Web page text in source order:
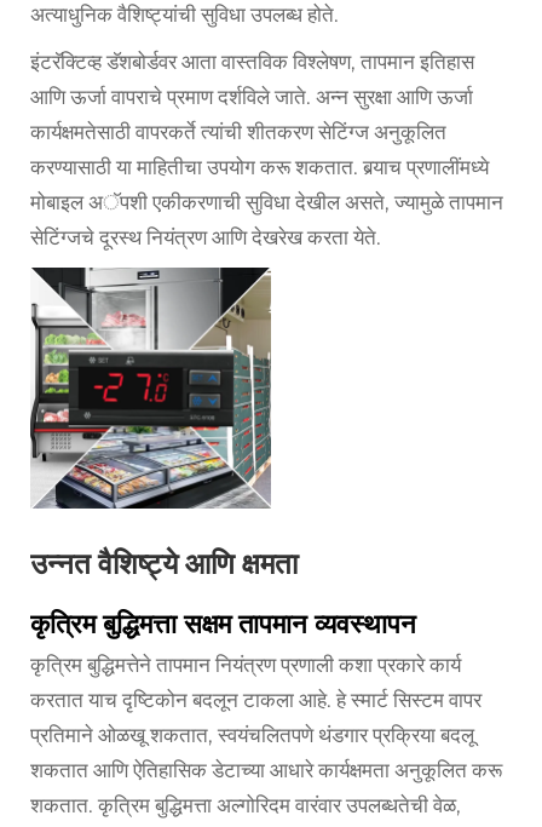
अत्याधुनिक वैशिष्ट्यांची सुविधा उपलब्ध होते.
इंटरॅक्टिव्ह डॅशबोर्डवर आता वास्तविक विश्लेषण, तापमान इतिहास
आणि ऊर्जा वापराचे प्रमाण दर्शविले जाते. अन्न सुरक्षा आणि ऊर्जा
कार्यक्षमतेसाठी वापरकर्ते त्यांची शीतकरण सेटिंग्ज अनुकूलित
करण्यासाठी या माहितीचा उपयोग करू शकतात. बर्‍याच प्रणालींमध्ये
मोबाइल अॅपशी एकीकरणाची सुविधा देखील असते, ज्यामुळे तापमान
सेटिंग्जचे दूरस्थ नियंत्रण आणि देखरेख करता येते.
उन्नत वैशिष्ट्ये आणि क्षमता
कृत्रिम बुद्धिमत्ता सक्षम तापमान व्यवस्थापन
कृत्रिम बुद्धिमत्तेने तापमान नियंत्रण प्रणाली कशा प्रकारे कार्य
करतात याच दृष्टिकोन बदलून टाकला आहे. हे स्मार्ट सिस्टम वापर
प्रतिमाने ओळखू शकतात, स्वयंचलितपणे थंडगार प्रक्रिया बदलू
शकतात आणि ऐतिहासिक डेटाच्या आधारे कार्यक्षमता अनुकूलित करू
शकतात. कृत्रिम बुद्धिमत्ता अल्गोरिदम वारंवार उपलब्धतेची वेळ,